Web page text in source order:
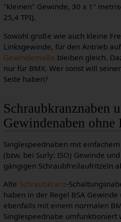
"kleinen" Gewinde, 30 x 1"
25,4 TPI).
Sowohl große wie auch kleine
Linksgewinde, für den Antrieb
Gewindemaße bleiben gleich.
nur für BMX. Wer sonst will
Seite haben?
Schraubkranznaben
Gewindenaben
Singlespeednaben mit
(bzw. bei Surly: ISO) Gewinde
gängigen Schraubfreilaufritzeln
Alte Schraubkranz-
haben in der Regel BSA
ebenfalls mit einem normalen
Singlespeednabe umfunktioniert